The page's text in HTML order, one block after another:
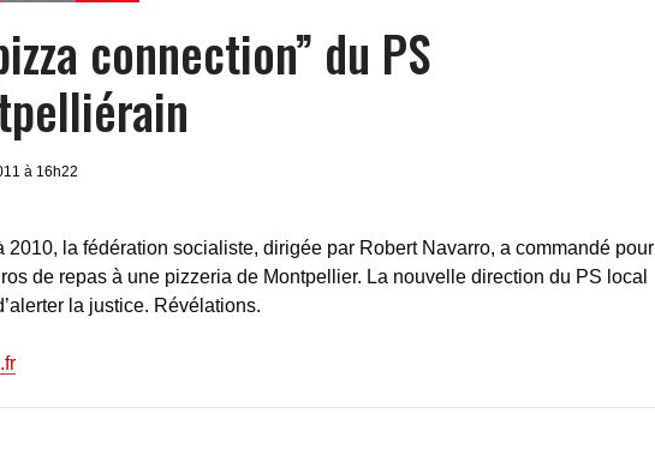
connection” du PS
à 16h22
2010, la fédération socialiste, dirigée par Robert Navarro, a commandé pour
de repas à une pizzeria de Montpellier. La nouvelle direction du PS local
la justice. Révélations.